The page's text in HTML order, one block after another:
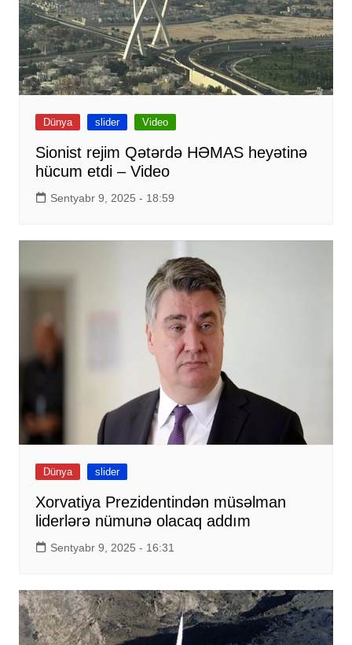
Dünya slider Video
Sionist rejim Qətərdə HƏMAS heyətinə
hücum etdi – Video
Sentyabr 9, 2025 - 18:59
Dünya slider
Xorvatiya Prezidentindən müsəlman
liderlərə nümunə olacaq addım
Sentyabr 9, 2025 - 16:31